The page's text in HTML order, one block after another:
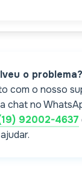
o problema?
com o nosso
chat no
92002-4637